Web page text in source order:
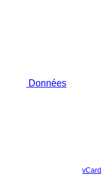
Données
vCard